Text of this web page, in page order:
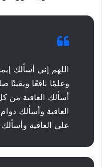
اللهم إني أسألك
وعلمًا نافعًا ويقينًا
أسألك العافية من
العافية وأسألك
على العافية